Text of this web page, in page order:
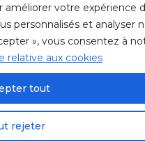
améliorer votre expérience
personnalisés et analyser
», vous consentez à
relative aux cookies
rejeter
tout